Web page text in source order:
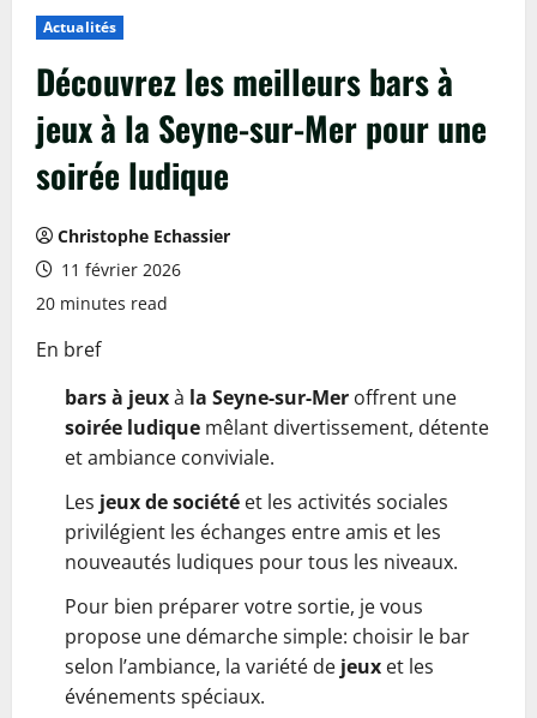
Actualités
Découvrez les meilleurs bars à
jeux à la Seyne-sur-Mer pour une
soirée ludique
Christophe Echassier
11 février 2026
20 minutes read
En bref
bars à jeuxà la Seyne-sur-Mer offrent une
soirée ludique mêlant divertissement, détente
et ambiance conviviale.
Les jeux de société et les activités sociales
privilégient les échanges entre amis et les
nouveautés ludiques pour tous les niveaux.
Pour bien préparer votre sortie, je vous
propose une démarche simple: choisir le bar
selon l’ambiance, la variété de jeux et les
événements spéciaux.